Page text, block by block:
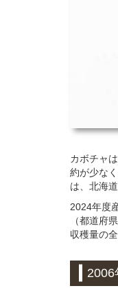
カボチャ
約が少な
は、北海
2024年度
（都道府
収穫量の
2006